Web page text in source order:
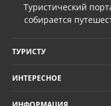
Туристический
собирается
ТУРИСТУ
ИНТЕРЕСНОЕ